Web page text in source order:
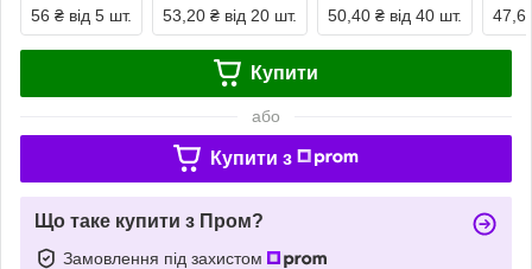
56 ₴ від 5 шт. 53,20 ₴ від 20 шт. 50,40 ₴ від 40 шт.
Купити
або
Купити з
Що таке купити з Пром?
Замовлення під захистом